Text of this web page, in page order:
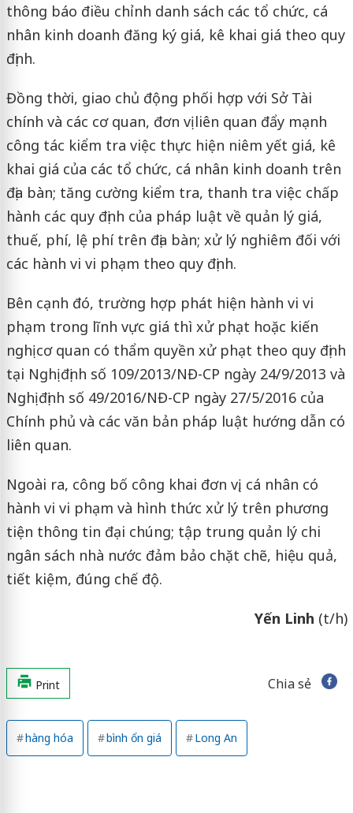
thông báo điều chỉnh danh sách các tổ chức, cá
nhân kinh doanh đăng ký giá, kê khai giá theo quy
định.
Đồng thời, giao chủ động phối hợp với Sở Tài
chính và các cơ quan, đơn vị liên quan đẩy mạnh
công tác kiểm tra việc thực hiện niêm yết giá, kê
khai giá của các tổ chức, cá nhân kinh doanh trên
địa bàn; tăng cường kiểm tra, thanh tra việc chấp
hành các quy định của pháp luật về quản lý giá,
thuế, phí, lệ phí trên địa bàn; xử lý nghiêm đối với
các hành vi vi phạm theo quy định.
Bên cạnh đó, trường hợp phát hiện hành vi vi
phạm trong lĩnh vực giá thì xử phạt hoặc kiến
nghị cơ quan có thẩm quyền xử phạt theo quy định
tại Nghị định số 109/2013/NĐ-CP ngày 24/9/2013 và
Nghị định số 49/2016/NĐ-CP ngày 27/5/2016 của
Chính phủ và các văn bản pháp luật hướng dẫn có
liên quan.
Ngoài ra, công bố công khai đơn vị, cá nhân có
hành vi vi phạm và hình thức xử lý trên phương
tiện thông tin đại chúng; tập trung quản lý chi
ngân sách nhà nước đảm bảo chặt chẽ, hiệu quả,
tiết kiệm, đúng chế độ.
Yến Linh (t/h)
Print Chia sẻ
hàng hóa bình ổn giá Long An